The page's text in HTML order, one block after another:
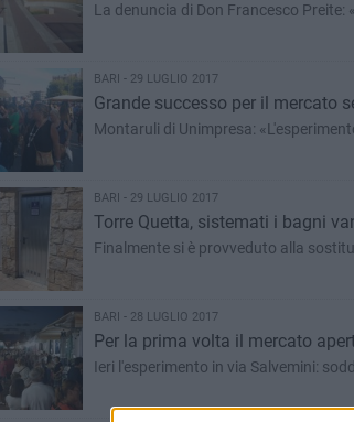
La denuncia di Don Francesco Preite:
BARI - 29 LUGLIO 2017
Grande successo per il mercato
Montaruli di Unimpresa:
BARI - 29 LUGLIO 2017
Torre Quetta, sistemati i bagni
Finalmente si è provveduto alla
BARI - 28 LUGLIO 2017
Per la prima volta il mercato
Ieri l'esperimento in via Salvemini: